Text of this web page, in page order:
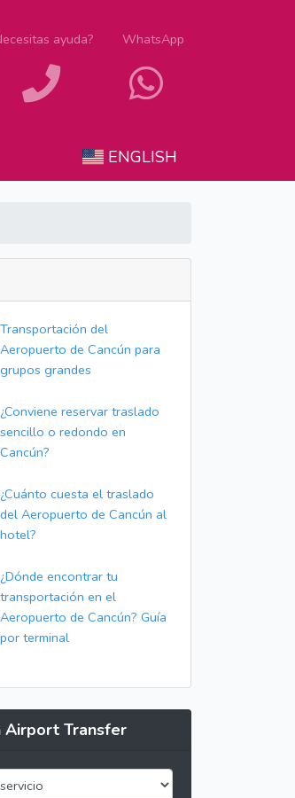
ayuda? WhatsApp
ENGLISH
Transportación del
Aeropuerto de Cancún para
grupos grandes
¿Conviene reservar traslado
sencillo o redondo en
Cancún?
¿Cuánto cuesta el traslado
del Aeropuerto de Cancún al
hotel?
¿Dónde encontrar tu
transportación en el
Aeropuerto de Cancún? Guía
por terminal
Airport Transfer